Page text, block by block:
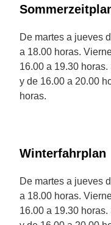
De martes a jueves
a 18.00 horas.
16.00 a 19.30
y de 16.00 a 20.00
horas.
Winterfahrplan
De martes a jueves
a 18.00 horas.
16.00 a 19.30